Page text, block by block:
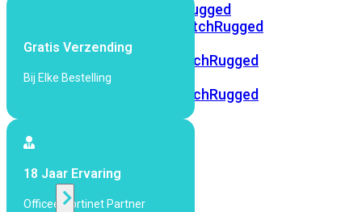
FortiSwitchRugged
FortiSwitchRugged
112F-
FortiSwitchRugged
216F-
FortiSwitchRugged
WiFi
Gratis Verzending
Bij Elke Bestelling
18 Jaar Ervaring
Officeel Fortinet Partner